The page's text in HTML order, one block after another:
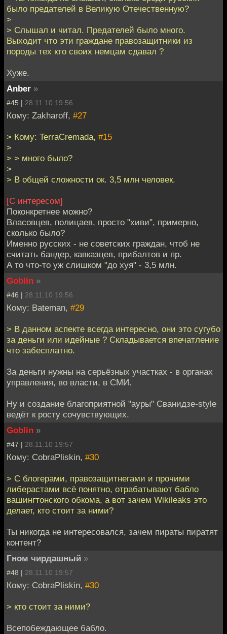
было предателей в Великую Отечественную?
>
> Слышал и читал. Предателей было много.
Выходит что эти граждане правозащитники из
породы тех кто своих немцам сдавал ?
Хуже.
Anber »
#45 | 28.11.10 19:56
Кому: Zakharoff, #27
> Кому: TerraCremada, #15
>
> > много было?
>
> В общей сложности ок. 3,5 млн человек.
[С интересом]
Поконкретнее можно?
Власовцев, полицаев, просто "хиви", примерно,
сколько было?
Именно русских - не советских граждан, чтоб не
считать бандер, кавказцев, прибалтов и пр.
А то что-то уж слишком "до хуя" - 3,5 млн.
Goblin »
#46 | 28.11.10 19:56
Кому: Bateman, #29
> В данном аспекте всегда интересно, они это сугубо
за деньги или идейные ? Складывается впечатление
что забесплатно.
За деньги нужны на серьёзных участках - в органах
управления, во власти, в СМИ.
Ну и создание благоприятной "ауры" Сванидзе-style
ведёт к росту сочувствующих.
Goblin »
#47 | 28.11.10 19:57
Кому: CobraPliskin, #30
> С блогерами, правозащитнегами и прочими
либерастами всё понятно, отрабатывают бабло
вашингтонского обкома, а вот зачем Wikileaks это
делает, кто стоит за ними?
Ты никогда не интересовался, зачем пираты пиратят
контент?
Гном чирдашный »
#48 | 28.11.10 19:57
Кому: CobraPliskin, #30
> кто стоит за ними?
Всепобеждающее бабло.